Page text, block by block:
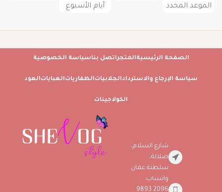
الموعد المحدد
أيام الأسبوع
الصفحة الرئيسيةالمتجراتصل بناسياسة الخصوصية
سياسة الإرجاع والاستردادالجلابياتالظفارياتالعباياتالعود
الكولاجينات
شارع السلام،
صلالة،
سلطنة عمان
واتساب:
2096 9893